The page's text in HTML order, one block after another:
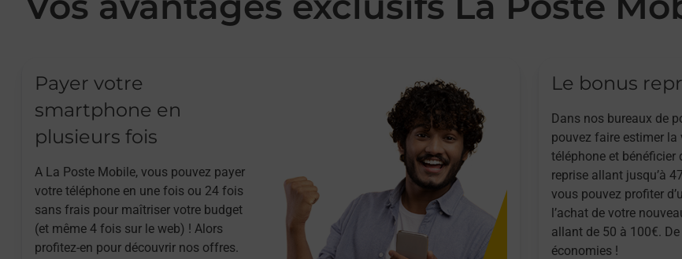
Payer votre
smartphone en
plusieurs fois
A La Poste Mobile, vous pouvez payer
votre téléphone en une fois ou 24 fois
sans frais pour maîtriser votre budget
(et même 4 fois sur le web) ! Alors
profitez-en pour découvrir nos offres.
Le bonus
Dans nos bureaux de
pouvez faire estimer la
téléphone et bénéficier
reprise allant jusqu’à
vous pouvez profiter
l’achat de votre
allant de 50 à 100€.
économies !